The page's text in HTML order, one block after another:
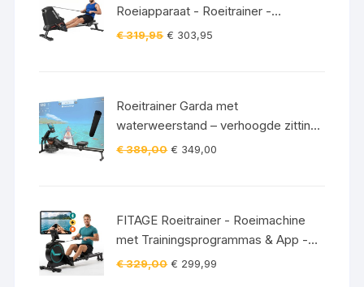
Roeiapparaat - Roeitrainer -
Crosstrainer - Inklapbaar - Zwart
€319,95 Oorspronkelijke
€ 303,95
Roeitrainer Garda met
waterweerstand – verhoogde zitting
– Bluetooth – 120 kg incl.
€389,00 Oorspronkelijke
€ 349,00
FITAGE Roeitrainer - Roeimachine
met Trainingsprogrammas & App -
Inklapbaar Roeiapparaat met 16
€329,00 Oorspronkelijke
€ 299,99